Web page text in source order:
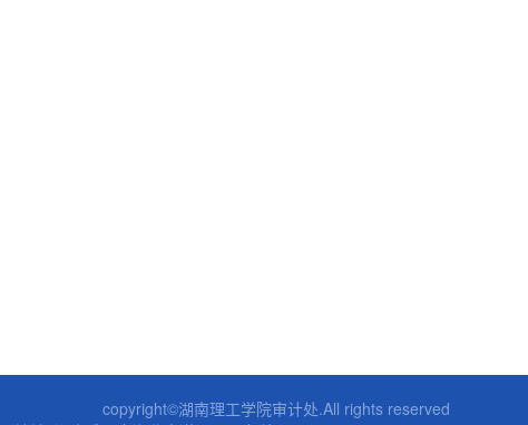
copyright©湖南理工学院审计处.All rights reserved